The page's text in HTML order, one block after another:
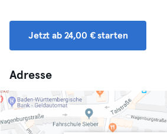
Jetzt ab 24,00 € starten
Adresse